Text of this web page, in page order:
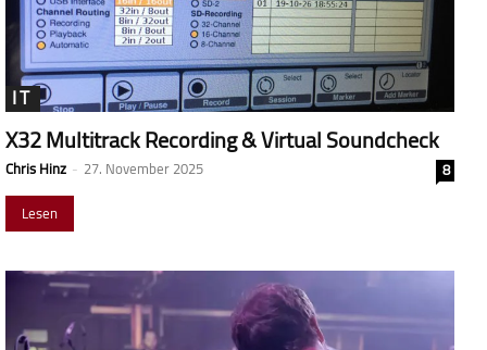
IT
X32 Multitrack Recording & Virtual Soundcheck
Chris Hinz - 27. November 2025
8
Lesen